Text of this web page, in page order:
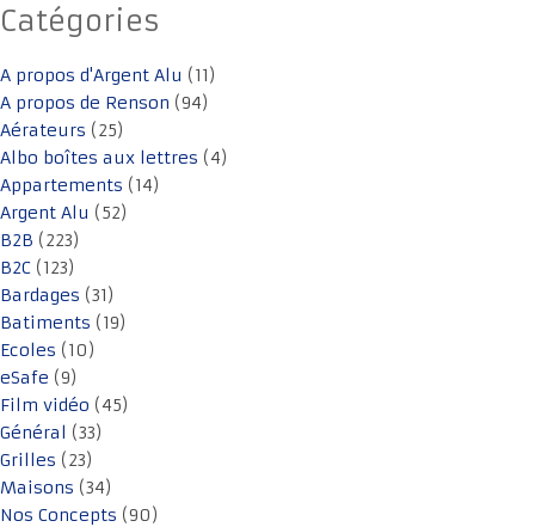
Catégories
A propos d'Argent Alu (11)
A propos de Renson (94)
Aérateurs (25)
Albo boîtes aux lettres (4)
Appartements (14)
Argent Alu (52)
B2B (223)
B2C (123)
Bardages (31)
Batiments (19)
Ecoles (10)
eSafe (9)
Film vidéo (45)
Général (33)
Grilles (23)
Maisons (34)
Nos Concepts (90)